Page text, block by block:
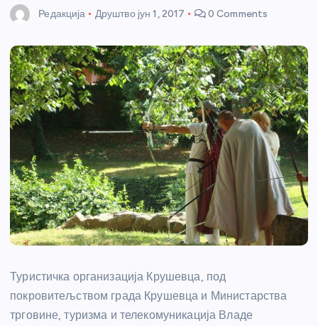
Редакција Друштво јун 1, 2017 0 Comments
Туристичка организација Крушевца, под
покровитељством града Крушевца и Министарства
трговине, туризма и телекомуникација Владе